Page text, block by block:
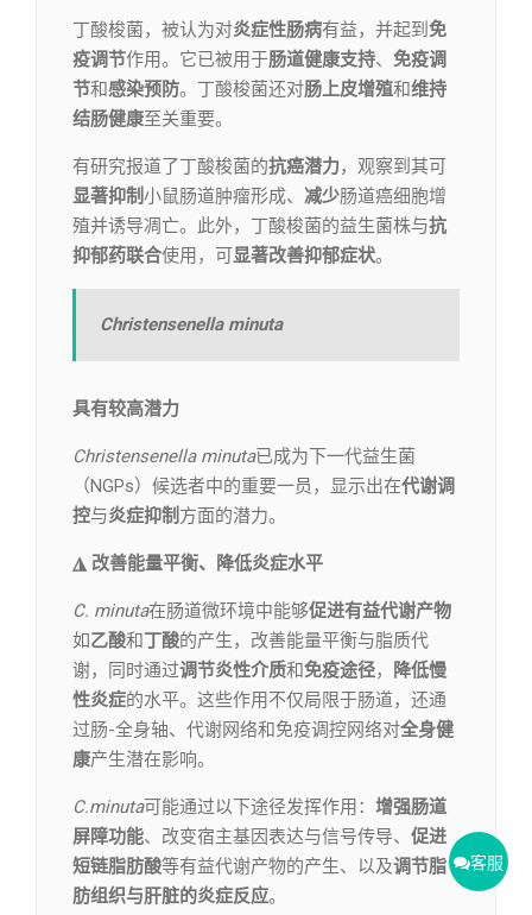
丁酸梭菌，被认为对炎症性肠病有益，并起到 免
疫调节作用。它已被用于肠道健康支持、 免疫调
节和感染预防。丁酸梭菌还对肠上皮增殖和维持
结肠健康至关重要。
有研究报道了丁酸梭菌的抗癌潜力，观察到其可
显著抑制小鼠肠道肿瘤形成、 减少肠道癌细胞增
殖并诱导凋亡。此外，丁酸梭菌的益生菌株与抗
抑郁药联合使用，可 显著改善抑郁症状。
Christensenella minuta
具有较高潜力
Christensenella minuta已成为下一代益生菌
（NGPs）候选者中的重要一员，显示出在代谢调
控与炎症抑制 方面的潜力。
◮ 改善能量平衡、降低炎症水平
C. minuta在肠道微环境中能够促进有益代谢产物
如乙酸和丁酸的产生，改善能量平衡与脂质代
谢，同时通过调节炎性介质和免疫途径，
降低慢
性炎症的水平。这些作用不仅局限于肠道，还通
过肠-全身轴、代谢网络和免疫调控网络对全身健
康产生潜在影响。
C.minuta可能通过以下途径发挥作用： 增强肠道
屏障功能、改变宿主基因表达与信号传导、 促进
短链脂肪酸等有益代谢产物的产生、以及调节脂
肪组织与肝脏的炎症反应。
客服